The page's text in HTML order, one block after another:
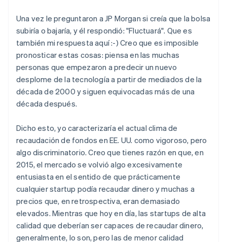
Una vez le preguntaron a JP Morgan si creía que la bolsa
subiría o bajaría, y él respondió: "Fluctuará". Que es
también mi respuesta aquí :-) Creo que es imposible
pronosticar estas cosas: piensa en las muchas
personas que empezaron a predecir un nuevo
desplome de la tecnología a partir de mediados de la
década de 2000 y siguen equivocadas más de una
década después.
Dicho esto, yo caracterizaría el actual clima de
recaudación de fondos en EE. UU. como vigoroso, pero
algo discriminatorio. Creo que tienes razón en que, en
2015, el mercado se volvió algo excesivamente
entusiasta en el sentido de que prácticamente
cualquier startup podía recaudar dinero y muchas a
precios que, en retrospectiva, eran demasiado
elevados. Mientras que hoy en día, las startups de alta
calidad que deberían ser capaces de recaudar dinero,
generalmente, lo son, pero las de menor calidad